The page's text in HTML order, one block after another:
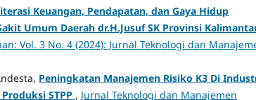
Keuangan, Pendapatan, dan Gaya Hidup
Umum Daerah dr.H.Jusuf SK Provinsi
Vol. 3 No. 4 (2024): Jurnal Teknologi dan
Peningkatan Manajemen Risiko K3 Di
STPP , Jurnal Teknologi dan Manajemen